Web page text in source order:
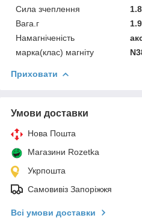
Сила зчеплення
Вага.г
Намагніченість
марка(клас) магніту
Приховати
Умови доставки
Нова Пошта
Магазини Rozetka
Укрпошта
Самовивіз Запоріжжя
Всі умови доставки